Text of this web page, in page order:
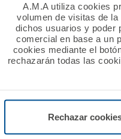
A.M.A utiliza cookies
volumen de visitas de
dichos usuarios y poder
comercial en base a un
cookies mediante el
rechazarán todas las
Rechazar
las
19 marzo
AMA
Ecuador
nueva
Ver noticia